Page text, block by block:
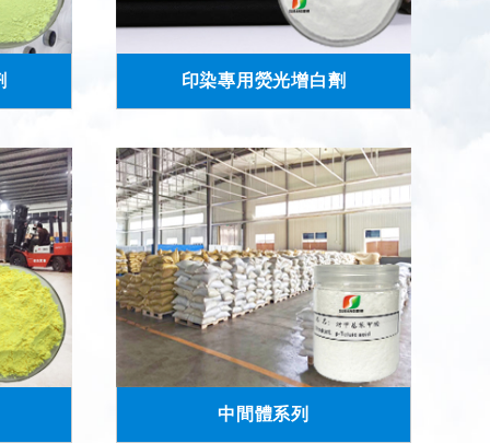
印染專用熒光增白劑
中間體系列